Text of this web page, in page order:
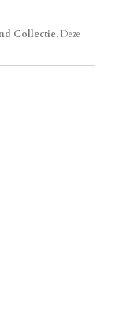
Collectie. Deze